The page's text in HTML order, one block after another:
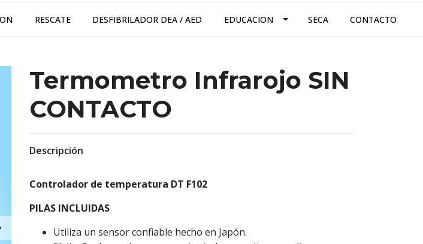
RESCATE DESFIBRILADOR DEA / AED EDUCACION SECA CONTACTO
Termometro Infrarojo SIN
CONTACTO
Descripción
Controlador de temperatura DT F102
PILAS INCLUIDAS
Utiliza un sensor confiable hecho en Japón.